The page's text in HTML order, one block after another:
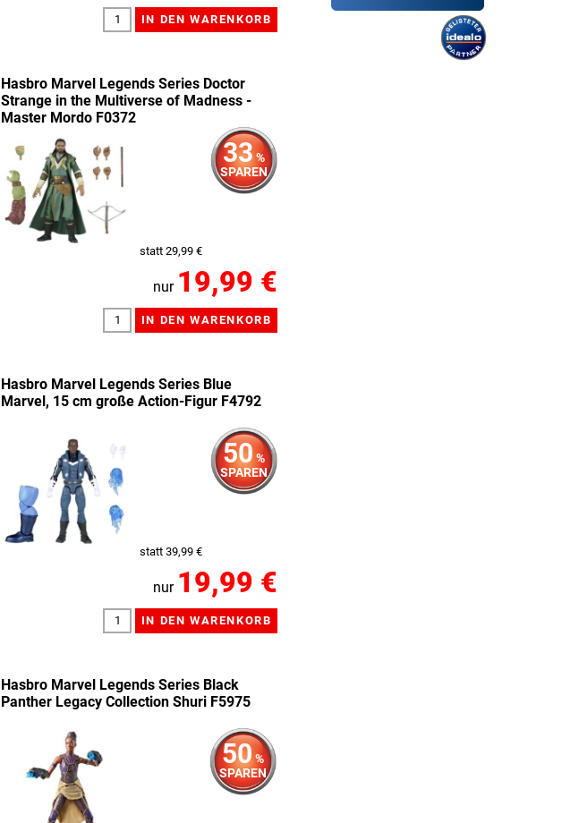
Hasbro Marvel Legends Series Doctor
Strange in the Multiverse of Madness -
Master Mordo F0372
33 %
SPAREN
statt 29,99 €
nur 19,99 €
Hasbro Marvel Legends Series Blue
Marvel, 15 cm große Action-Figur F4792
50 %
SPAREN
statt 39,99 €
nur 19,99 €
Hasbro Marvel Legends Series Black
Panther Legacy Collection Shuri F5975
50 %
SPAREN